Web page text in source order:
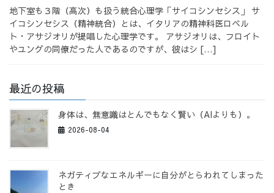
地下室も３階（高次）も扱う統合心理学「サイコシンセシス」 サ
イコシンセシス（精神統合）とは、イタリアの精神科医ロベル
ト・アサジオリが提唱した心理学です。 アサジオリは、フロイト
やユングの同僚だった人であるのですが、彼はシ […]
最近の投稿
身体は、無意識はとんでもなく賢い（AIよりも）。
2026-08-04
ネガティブなエネルギーに自分がとらわれてしまった
とき